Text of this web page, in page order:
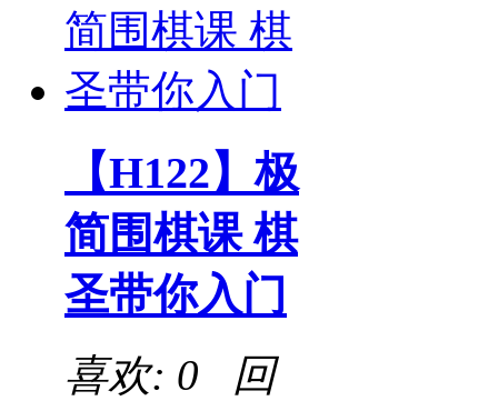
【H122】极
简围棋课 棋
圣带你入门
喜欢: 0 回